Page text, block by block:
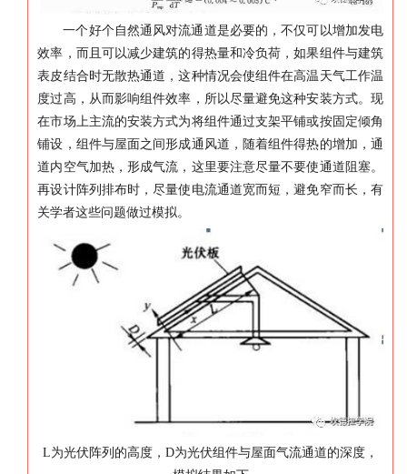
一个好个自然通风对流通道是必要的，不仅可以增加发电
效率，而且可以减少建筑的得热量和冷负荷，如果组件与建筑
表皮结合时无散热通道，这种情况会使组件在高温天气工作温
度过高，从而影响组件效率，所以尽量避免这种安装方式。现
在市场上主流的安装方式为将组件通过支架平铺或按固定倾角
铺设，组件与屋面之间形成通风道，随着组件得热的增加，通
道内空气加热，形成气流，这里要注意尽量不要使通道阻塞。
再设计阵列排布时，尽量使电流通道宽而短，避免窄而长，有
关学者这些问题做过模拟。
L为光伏阵列的高度，D为光伏组件与屋面气流通道的深度，